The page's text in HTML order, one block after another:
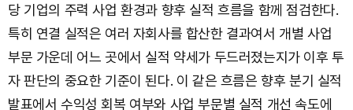
당 기업의 주력 사업 환경과 향후 실적 흐름을 함께 점검한다.
특히 연결 실적은 여러 자회사를 합산한 결과여서 개별 사업
부문 가운데 어느 곳에서 실적 약세가 두드러졌는지가 이후 투
자 판단의 중요한 기준이 된다. 이 같은 흐름은 향후 분기 실적
발표에서 수익성 회복 여부와 사업 부문별 실적 개선 속도에